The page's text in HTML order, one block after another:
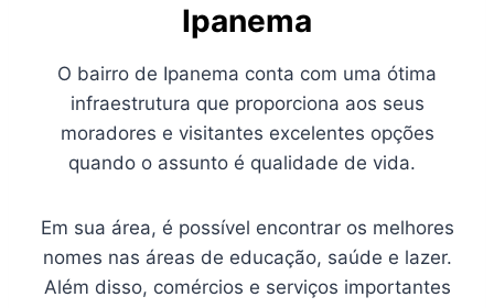
Ipanema
O bairro de Ipanema conta com uma ótima
infraestrutura que proporciona aos seus
moradores e visitantes excelentes opções
quando o assunto é qualidade de vida.
Em sua área, é possível encontrar os melhores
nomes nas áreas de educação, saúde e lazer.
Além disso, comércios e serviços importantes